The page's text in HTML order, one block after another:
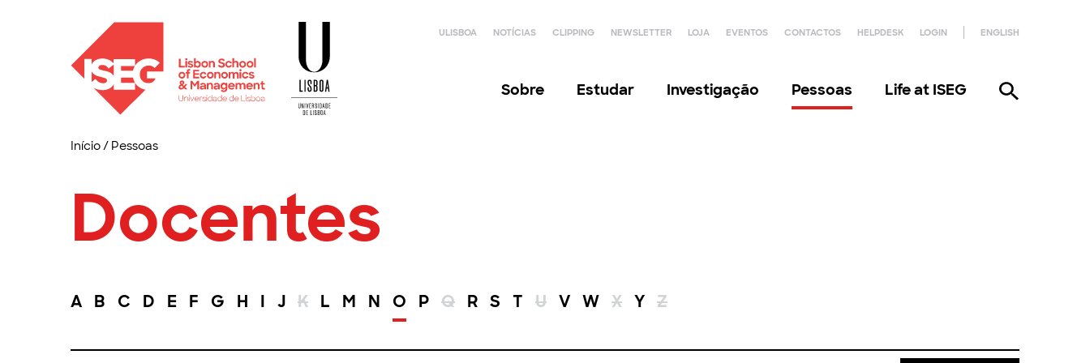
ULISBOA NOTÍCIAS CLIPPING NEWSLETTER LOJA EVENTOS CONTACTOS HELPDESK LOGIN ENGLISH
Sobre Estudar Investigação Pessoas Life at ISEG
Início/ Pessoas
Docentes
A B C D E F G H I J K L M N O P Q R S T U V W X Y Z